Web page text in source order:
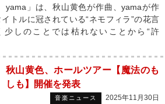
yama」は、秋山黄色が作曲、yamaが作
トルに冠されている“ネモフィラ”の花言
しのことでは枯れないことから“許
秋山黄色、ホールツアー【魔法のも
しも】開催を発表
音楽ニュース 2025年11月30日